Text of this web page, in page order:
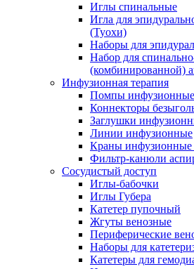
Иглы спинальные
Игла для
(Туохи)
Наборы для
Набор для
(комбинированной)
Инфузионная терапия
Помпы инфузионные
Коннекторы
Заглушки
Линии инфузионные
Краны инфузионные
Фильтр-канюли
Сосудистый доступ
Иглы-бабочки
Иглы Губера
Катетер пупочный
Жгуты венозные
Периферические
Наборы для
Катетеры для